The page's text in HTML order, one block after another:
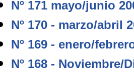
Nº 171 mayo/junio
Nº 170 - marzo/abril
Nº 169 - enero/
Nº 168 - Noviembre/